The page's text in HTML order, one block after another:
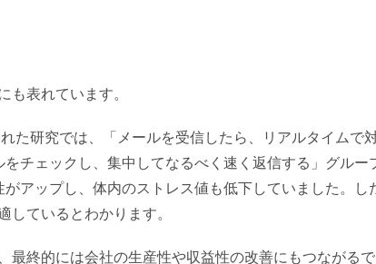
表れています。
た研究では、「メールを受信したら、リアルタイムで
チェックし、集中してなるべく速く返信する」グルー
アップし、体内のストレス値も低下していました。し
ているとわかります。
最終的には会社の生産性や収益性の改善にもつながる